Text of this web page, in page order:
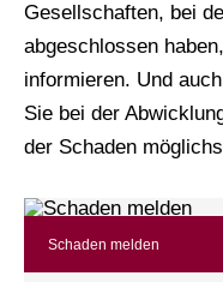
Gesellschaften, bei
abgeschlossen
informieren. Und
Sie bei der
der Schaden
Schaden melden